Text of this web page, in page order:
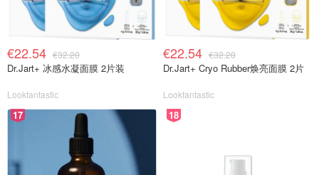
€22.54 €32.20
Dr.Jart+ 冰感水凝面膜 2片装
Lookfantastic
€22.54 €32.20
Dr.Jart+ Cryo Rubber焕亮面膜 2片
Lookfantastic
17 18